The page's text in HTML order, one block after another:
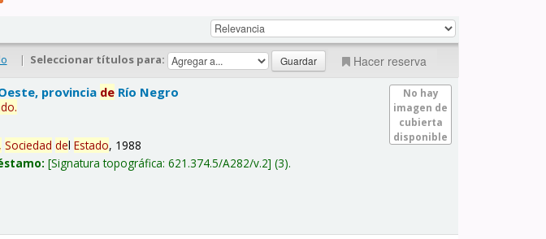
| Seleccionar títulos para: Hacer reserva
No hay
imagen de
cubierta
disponible
provincia de Río Negro
.
Sociedad delEstado, 1988
Signatura topográfica:621.374.5/A282/v.2 (3).